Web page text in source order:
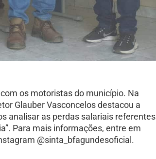
os motoristas do município. Na
Glauber Vasconcelos destacou a
analisar as perdas salariais referentes
Para mais informações, entre em
@sinta_bfagundesoficial.